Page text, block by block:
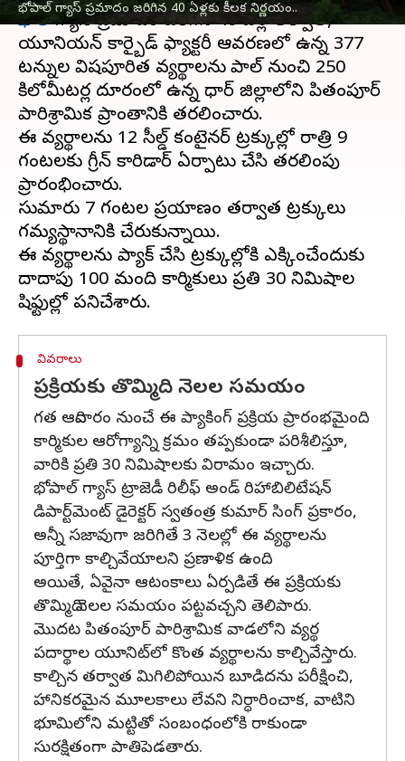
భోపాల్ గ్యాస్ ప్రమాదం జరిగిన 40 ఏళ్లకు కీలక నిర్ణయం..
భోపాల్గ్యాస్ ప్రమాదం జరిగిన 40 ఏళ్ల తర్వాత,
యూనియన్ కార్బైడ్ ఫ్యాక్టరీ ఆవరణలో ఉన్న 377
టన్నుల విషపూరిత వ్యర్థాలను భోపాల్ నుంచి 250
కిలోమీటర్ల దూరంలో ఉన్న ధార్ జిల్లాలోని పితంపూర్
పారిశ్రామిక ప్రాంతానికి తరలించారు.
ఈ వ్యర్థాలను 12 సీల్డ్ కంటైనర్ ట్రక్కుల్లో రాత్రి 9
గంటలకు గ్రీన్ కారిడార్ ఏర్పాటు చేసి తరలింపు
ప్రారంభించారు.
సుమారు 7 గంటల ప్రయాణం తర్వాత ట్రక్కులు
గమ్యస్థానానికి చేరుకున్నాయి.
ఈ వ్యర్థాలను ప్యాక్ చేసి ట్రక్కుల్లోకి ఎక్కించేందుకు
దాదాపు 100 మంది కార్మికులు ప్రతి 30 నిమిషాల
వివరాలు
ప్రక్రియకు తొమ్మిది నెలల సమయం
గత ఆదివారం నుంచే ఈ ప్యాకింగ్ ప్రక్రియ ప్రారంభమైంది.
కార్మికుల ఆరోగ్యాన్ని క్రమం తప్పకుండా పరిశీలిస్తూ,
వారికి ప్రతి 30 నిమిషాలకు విరామం ఇచ్చారు.
భోపాల్ గ్యాస్ ట్రాజెడీ రిలీఫ్ అండ్ రిహాబిలిటేషన్
డిపార్ట్‌మెంట్ డైరెక్టర్ స్వతంత్ర కుమార్ సింగ్ ప్రకారం,
అన్నీ సజావుగా జరిగితే 3 నెలల్లో ఈ వ్యర్థాలను
పూర్తిగా కాల్చివేయాలని ప్రణాళిక ఉంది.
అయితే, ఏవైనా ఆటంకాలు ఏర్పడితే ఈ ప్రక్రియకు
తొమ్మిది నెలల సమయం పట్టవచ్చని తెలిపారు.
మొదట పితంపూర్ పారిశ్రామిక వాడలోని వ్యర్థ
పదార్థాల యూనిట్‌లో కొంత వ్యర్థాలను కాల్చివేస్తారు.
కాల్చిన తర్వాత మిగిలిపోయిన బూడిదను పరీక్షించి,
హానికరమైన మూలకాలు లేవని నిర్ధారించాక, వాటిని
భూమిలోని మట్టితో సంబంధంలోకి రాకుండా
సురక్షితంగా పాతిపెడతారు.